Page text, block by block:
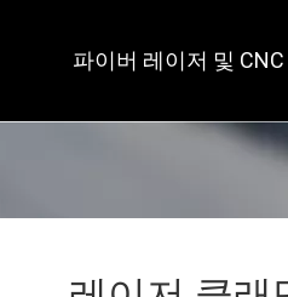
파이버 레이저 및 CNC